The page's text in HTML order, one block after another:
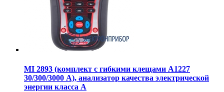
MI 2893 (комплект с гибкими клещами А1227
30/300/3000 А), анализатор качества электрической
энергии класса А